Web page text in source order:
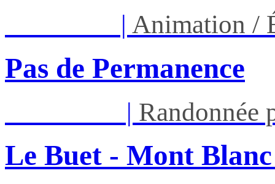
| Animation /
Pas de Permanence
| Randonnée
Le Buet - Mont Blanc